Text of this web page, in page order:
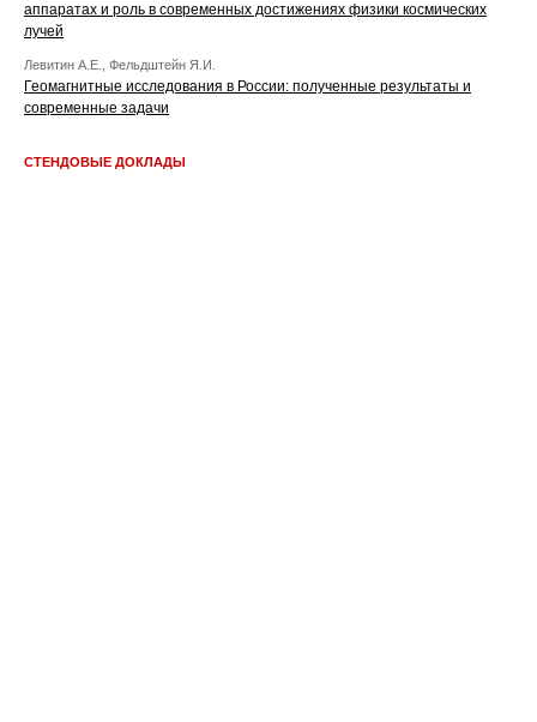
аппаратах и роль в современных достижениях физики космических
лучей
Левитин А.Е., Фельдштейн Я.И.
Геомагнитные исследования в России: полученные результаты и
современные задачи
СТЕНДОВЫЕ ДОКЛАДЫ